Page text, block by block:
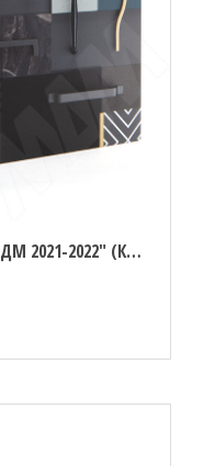
Каталог "Лицевая фурнитура МДМ 2021-2022" (КЛФ2021)